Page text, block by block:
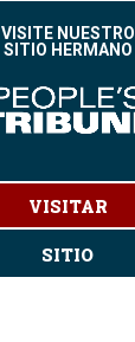
VISITE NUESTRO
SITIO HERMANO
VISITAR
SITIO